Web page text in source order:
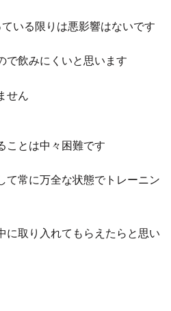
いる限りは悪影響はないです
で飲みにくいと思います
せん
ことは中々困難です
て常に万全な状態でトレーニン
に取り入れてもらえたらと思い